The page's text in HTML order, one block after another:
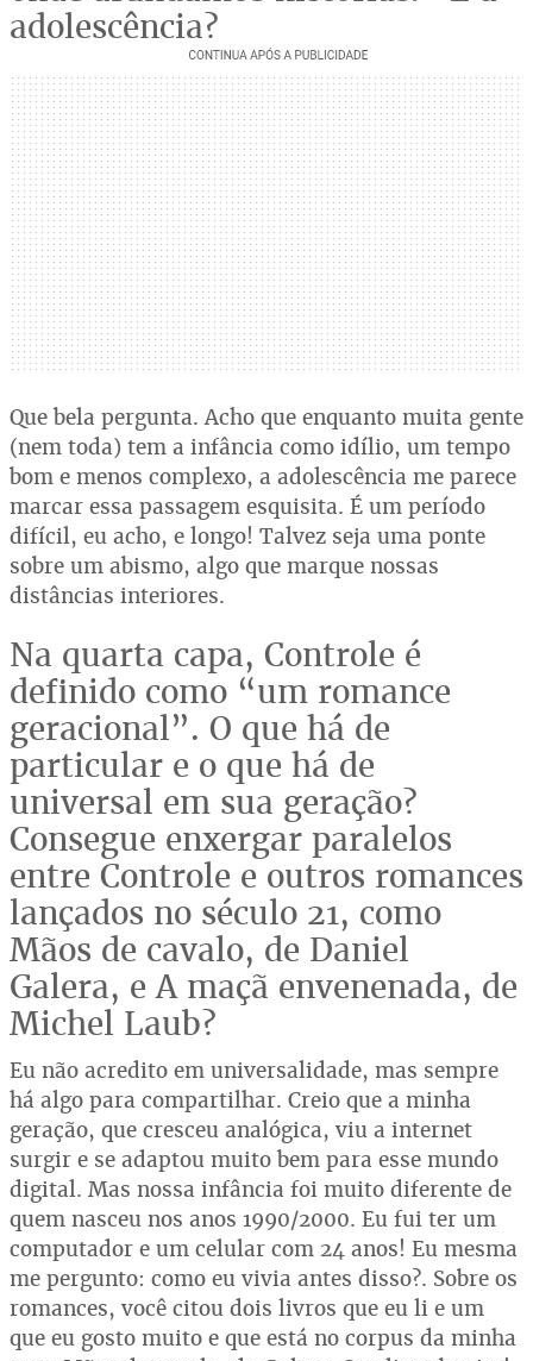
adolescência?
Que bela pergunta. Acho que enquanto muita gente
(nem toda) tem a infância como idílio, um tempo
bom e menos complexo, a adolescência me parece
marcar essa passagem esquisita. É um período
difícil, eu acho, e longo! Talvez seja uma ponte
sobre um abismo, algo que marque nossas
distâncias interiores.
Na quarta capa, Controle é
definido como “um romance
geracional”. O que há de
particular e o que há de
universal em sua geração?
Consegue enxergar paralelos
entre Controle e outros romances
lançados no século 21, como
Mãos de cavalo, de Daniel
Galera, e A maçã envenenada, de
Michel Laub?
Eu não acredito em universalidade, mas sempre
há algo para compartilhar. Creio que a minha
geração, que cresceu analógica, viu a internet
surgir e se adaptou muito bem para esse mundo
digital. Mas nossa infância foi muito diferente de
quem nasceu nos anos 1990/2000. Eu fui ter um
computador e um celular com 24 anos! Eu mesma
me pergunto: como eu vivia antes disso?. Sobre os
romances, você citou dois livros que eu li e um
que eu gosto muito e que está no corpus da minha